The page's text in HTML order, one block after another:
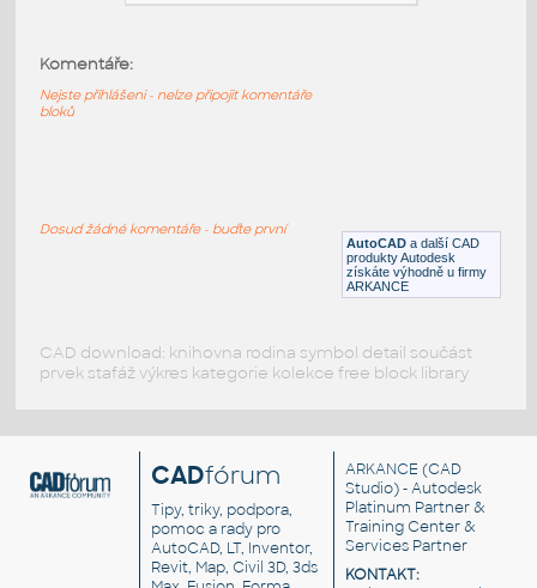
volby A4-A0 nebo vlastní
Grafické měřítko pro výkres - parametrické
AutoCAD a další CAD
produkty Autodesk
získáte výhodně u firmy
ARKANCE
Komentáře:
Nejste přihlášeni - nelze připojit komentáře
bloků
Dosud žádné komentáře - buďte první
CAD download: knihovna rodina symbol detail součást
prvek stafáž výkres kategorie kolekce free block library
CADfórum
Tipy, triky, podpora,
pomoc a rady pro
AutoCAD, LT, Inventor,
Revit, Map, Civil 3D, 3ds
ARKANCE (CAD
Studio) - Autodesk
Platinum Partner &
Training Center &
Services Partner
KONTAKT: